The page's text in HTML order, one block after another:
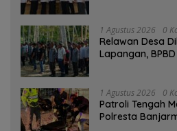
1 Agustus 2026 0
Relawan Desa
Lapangan,
1 Agustus 2026 0
Patroli Tengah
Polresta